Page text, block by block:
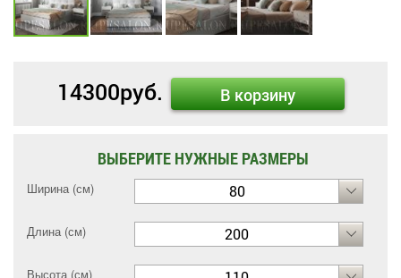
14300руб. В корзину
ВЫБЕРИТЕ НУЖНЫЕ РАЗМЕРЫ
Ширина (см) 80
Длина (см) 200
Высота (см)